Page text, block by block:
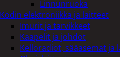
Linnunruoka
Kodin elektroniikka ja laitteet
Imurit ja tarvikkeet
Kaapelit ja johdot
Kelloradiot, sääasemat